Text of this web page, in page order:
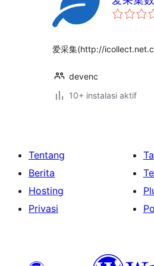
爱采集(http://
devenc
10+ instalasi aktif
Tentang
Berita
Hosting
Privasi